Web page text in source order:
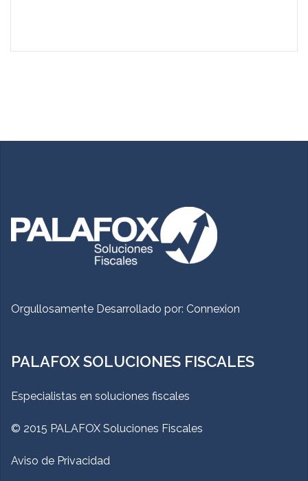
Orgullosamente Desarrollado por: Connexion
PALAFOX SOLUCIONES FISCALES
Especialistas en soluciones fiscales
© 2015 PALAFOX Soluciones Fiscales
Aviso de Privacidad